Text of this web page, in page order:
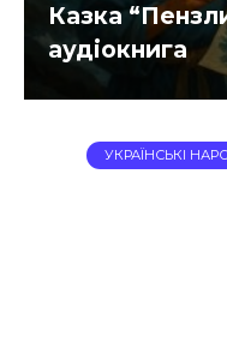
Казка
аудіокнига
УКРАЇНСЬКІ